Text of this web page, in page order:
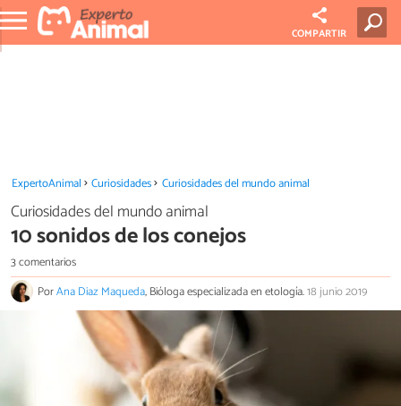
COMPARTIR
ExpertoAnimal Curiosidades Curiosidades del mundo animal
Curiosidades del mundo animal
10 sonidos de los conejos
3 comentarios
PorAna Diaz Maqueda, Bióloga especializada en etología.18 junio 2019